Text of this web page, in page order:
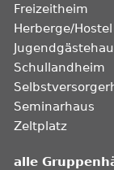
Freizeitheim
Herberge/Hostel
Schullandheim
Seminarhaus
Zeltplatz
alle